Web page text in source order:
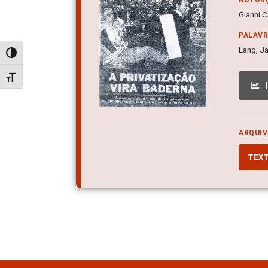
Alternar alto contraste
Alternar tamanho da fonte
Gianni
Lang,